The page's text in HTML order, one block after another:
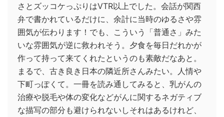
さとズッコケっぷりはVTR以上でした。会話が関西
弁で書かれているだけに、余計に当時のゆるさや雰
囲気が伝わります！でも、こういう「普通さ」みた
いな雰囲気が逆に救われそう。夕食を毎日だれかが
作って持って来てくれたというのも素敵だなあと。
まるで、古き良き日本の隣近所さんみたい。人情や
下町っぽくて。一冊を読み通してみると、乳がんの
治療や脱毛や体の変化などがんに関するネガティブ
な描写の部分も避けられないしそれはあるけれど、